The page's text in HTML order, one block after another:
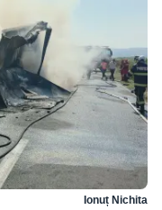
Ionuț Nichita